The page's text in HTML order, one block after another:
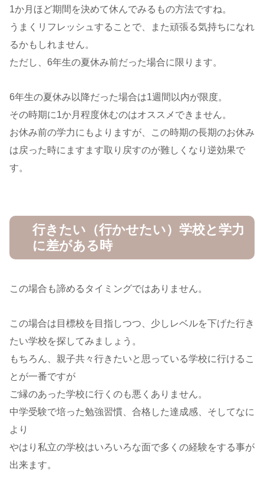
1か月ほど期間を決めて休んでみるもの方法ですね。
うまくリフレッシュすることで、また頑張る気持ちになれ
るかもしれません。
ただし、6年生の夏休み前だった場合に限ります。
6年生の夏休み以降だった場合は1週間以内が限度。
その時期に1か月程度休むのはオススメできません。
お休み前の学力にもよりますが、この時期の長期のお休み
は戻った時にますます取り戻すのが難しくなり逆効果で
す。
行きたい（行かせたい）学校と学力
に差がある時
この場合も諦めるタイミングではありません。
この場合は目標校を目指しつつ、少しレベルを下げた行き
たい学校を探してみましょう。
もちろん、親子共々行きたいと思っている学校に行けるこ
とが一番ですが
ご縁のあった学校に行くのも悪くありません。
中学受験で培った勉強習慣、合格した達成感、そしてなに
より
やはり私立の学校はいろいろな面で多くの経験をする事が
出来ます。